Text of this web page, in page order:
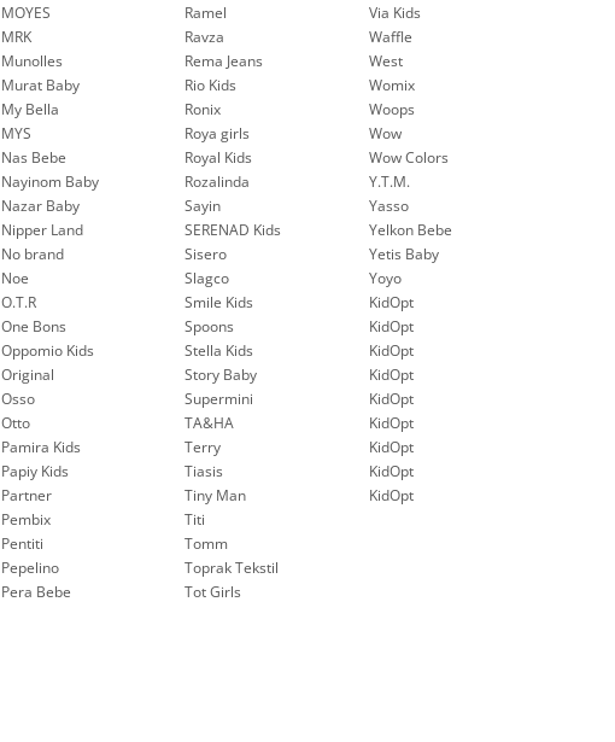
MOYES
MRK
Munolles
Murat Baby
My Bella
MYS
Nas Bebe
Nayinom Baby
Nazar Baby
Nipper Land
No brand
Noe
O.T.R
One Bons
Oppomio Kids
Original
Osso
Otto
Pamira Kids
Papiy Kids
Partner
Pembix
Pentiti
Pepelinо
Pera Bebe
Ramel
Ravza
Rema Jeans
Rio Kids
Ronix
Roya girls
Royal Kids
Rozalinda
Sayin
SERENAD Kids
Sisero
Slagco
Smile Kids
Spoons
Stella Kids
Story Baby
Supermini
TA&HA
Terry
Tiasis
Tiny Man
Titi
Tomm
Toprak Tekstil
Tot Girls
Via Kids
Waffle
West
Womix
Woops
Wow
Wow Colors
Y.T.M.
Yasso
Yelkon Bebe
Yetis Baby
Yoyo
KidOpt
KidOpt
KidOpt
KidOpt
KidOpt
KidOpt
KidOpt
KidOpt
KidOpt